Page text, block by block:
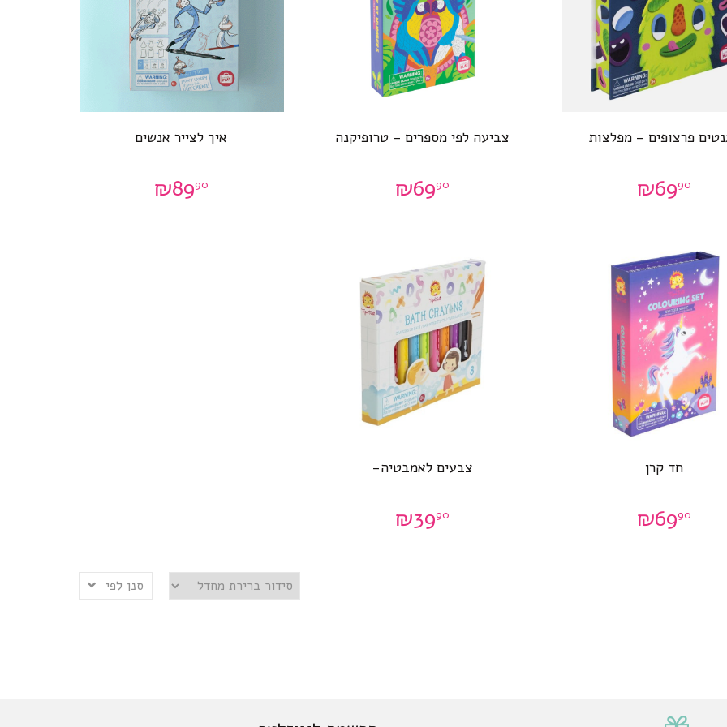
פרצופים – מפלצות
₪6990
צביעה לפי מספרים – טרופיקנה
₪6990
איך לצייר אנשים
₪8990
חד קרן
₪6990
צבעים לאמבטיה-
₪3990
סנן לפי